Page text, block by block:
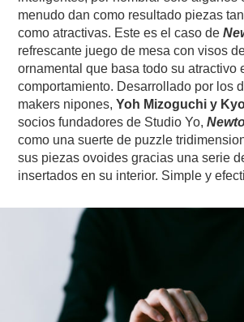
menudo dan como resultado piezas
como atractivas. Este es el caso de
refrescante juego de mesa con visos
ornamental que basa todo su atractivo
comportamiento. Desarrollado por los
makers nipones,Yoh Mizoguchi y
socios fundadores de Studio Yo,
como una suerte de puzzle
sus piezas ovoides gracias una serie
insertados en su interior. Simple y